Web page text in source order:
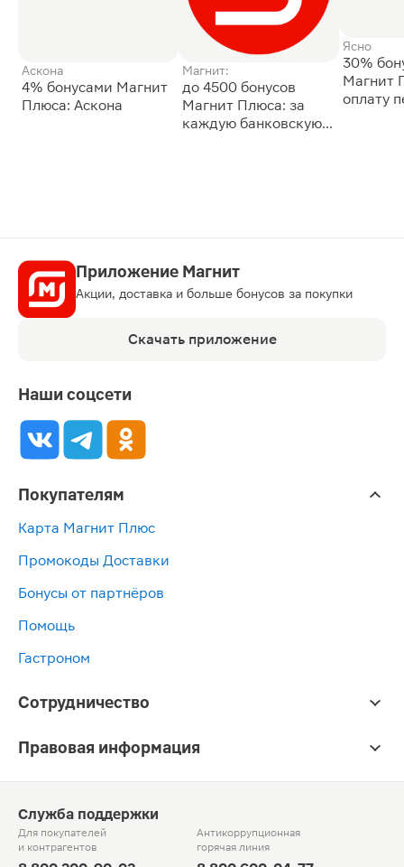
Аскона
4% бонусами Магнит
Плюса: Аскона
Магнит:
до 4500 бонусов
Магнит Плюса: за
каждую банковскую
Ясно
30%
Магнит
оплату
Приложение Магнит
Акции, доставка и больше бонусов за покупки
Скачать приложение
Наши соцсети
Покупателям
Карта Магнит Плюс
Промокоды Доставки
Бонусы от партнёров
Помощь
Гастроном
Сотрудничество
Правовая информация
Служба поддержки
Для покупателей
и контрагентов
Антикоррупционная
горячая линия